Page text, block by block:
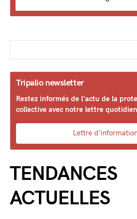
Tripalio newsletter
Restez informés de l'actu de la
collective avec notre lettre
Lettre
TENDANCES
ACTUELLES